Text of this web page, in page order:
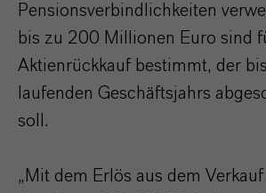
Pensionsverbindlichkeiten
bis zu 200 Millionen Euro sind
Aktienrückkauf bestimmt, der
laufenden Geschäftsjahrs
soll.
„Mit dem Erlös aus dem